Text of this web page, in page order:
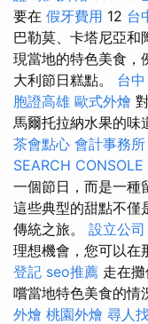
要在 假牙費用 12 台
巴勒莫、卡塔尼亞和
現當地的特色美食，
大利節日糕點。 台
胞證高雄 歐式外燴
馬爾托拉納水果的味
茶會點心 會計事務所
SEARCH CONSOLE
一個節日，而是一種
這些典型的甜點不僅
傳統之旅。 設立公司
理想機會，您可以在
登記 seo推薦 走在
嚐當地特色美食的情
外燴 桃園外燴 尋人